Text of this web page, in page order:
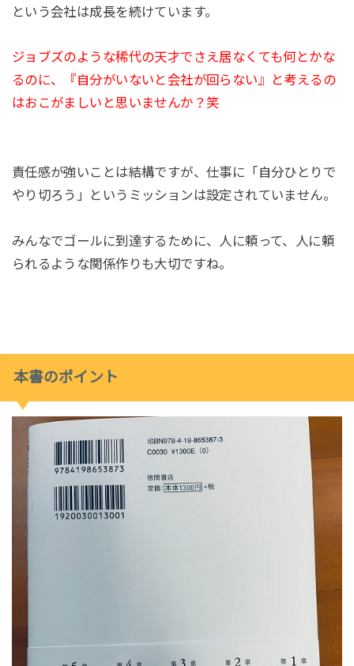
という会社は成長を続けています。
ジョブズのような稀代の天才でさえ居なくても何とかな
るのに、『自分がいないと会社が回らない』と考えるの
はおこがましいと思いませんか？笑
責任感が強いことは結構ですが、仕事に「自分ひとりで
やり切ろう」というミッションは設定されていません。
みんなでゴールに到達するために、人に頼って、人に頼
られるような関係作りも大切ですね。
本書のポイント